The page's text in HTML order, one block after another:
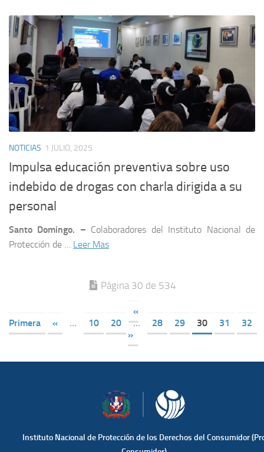
NOTICIAS 1 JULIO, 2025
Impulsa educación preventiva sobre uso
indebido de drogas con charla dirigida a su
personal
Santo Domingo. – Colaboradores del Instituto Nacional de
Protección de … Leer Mas
Página 30 de 534
«
Primera
« ... 10 20 ... 28 29 30 31
32
»
Instituto Nacional de Protección de los Derechos del Consumidor